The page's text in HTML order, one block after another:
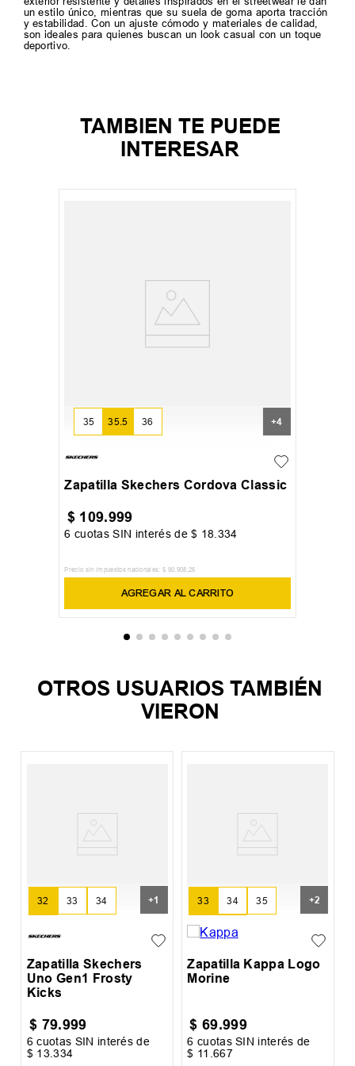
un estilo único, mientras que su suela de goma aporta tracción
y estabilidad. Con un ajuste cómodo y materiales de calidad,
son ideales para quienes buscan un look casual con un toque
deportivo.
TAMBIEN TE PUEDE
INTERESAR
35 35.5 36 +4
Zapatilla Skechers Cordova Classic
$ 109.999
6 cuotas SIN interés de$ 18.334
Precio sin impuestos nacionales: $ 90.908 ,26
AGREGAR AL CARRITO
OTROS USUARIOS TAMBIÉN
VIERON
32 33 34 +1
Zapatilla Skechers
Uno Gen1 Frosty
Kicks
$ 79.999
6 cuotas SIN interés de
$ 13.334
33 34 35
36 37
+2
Zapatilla Kappa Logo
Morine
$ 69.999
6 cuotas SIN interés de
$ 11 .667